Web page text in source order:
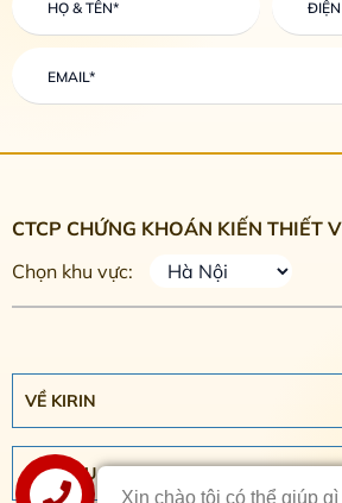
CTCP CHỨNG KHOÁN KIẾN THIẾT
Chọn khu vực:
VỀ KIRIN
DỊCH VỤ
Xin chào tôi có thể giúp